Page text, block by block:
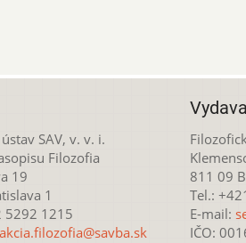
SAV, v. v. i.
Filozofia
19
1
5292 1215
811 09
Tel.:
E-mail:
IČO: